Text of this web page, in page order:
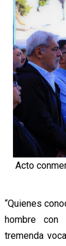
Acto
“Quienes
hombre con
tremenda